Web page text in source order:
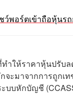
ว์พอร์ตเข้าถือหุ้นร
ำให้ราคาหุ้นปรับ
จะมาจากการถูก
ะบบหักบัญชี